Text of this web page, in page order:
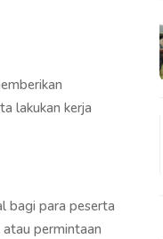
lakukan kerja
bagi para peserta
permintaan